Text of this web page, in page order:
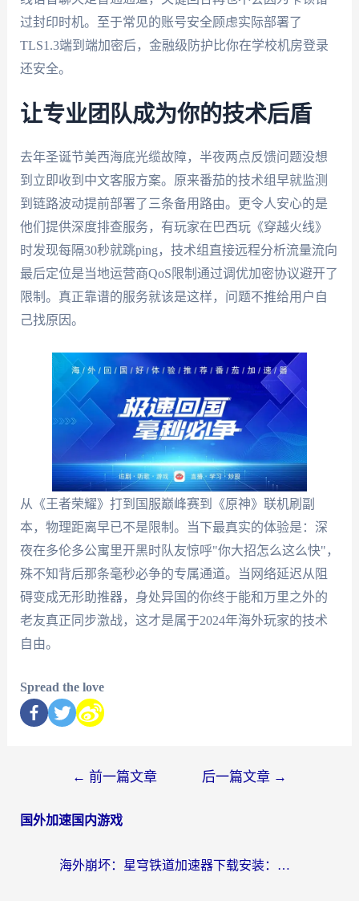
过封印时机。至于常见的账号安全顾虑实际部署了
TLS1.3端到端加密后，金融级防护比你在学校机房登录
还安全。
让专业团队成为你的技术后盾
去年圣诞节美西海底光缆故障，半夜两点反馈问题没想
到立即收到中文客服方案。原来番茄的技术组早就监测
到链路波动提前部署了三条备用路由。更令人安心的是
他们提供深度排查服务，有玩家在巴西玩《穿越火线》
时发现每隔30秒就跳ping，技术组直接远程分析流量流向
最后定位是当地运营商QoS限制通过调优加密协议避开了
限制。真正靠谱的服务就该是这样，问题不推给用户自
己找原因。
从《王者荣耀》打到国服巅峰赛到《原神》联机刷副
本，物理距离早已不是限制。当下最真实的体验是：深
夜在多伦多公寓里开黑时队友惊呼"你大招怎么这么快"，
殊不知背后那条毫秒必争的专属通道。当网络延迟从阻
碍变成无形助推器，身处异国的你终于能和万里之外的
老友真正同步激战，这才是属于2024年海外玩家的技术
自由。
Spread the love
← 前一篇文章 后一篇文章 →
国外加速国内游戏
海外崩坏：星穹铁道加速器下载安装：一份给游子的终极网络指南